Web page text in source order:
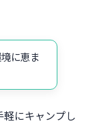
に恵ま
軽にキャンプし